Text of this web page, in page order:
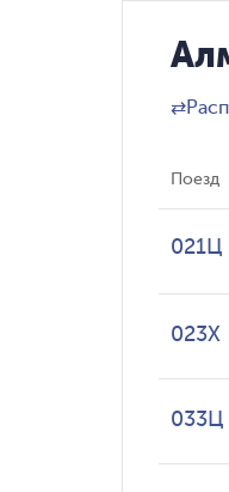
⇄
Поезд
021Ц
023Х
033Ц